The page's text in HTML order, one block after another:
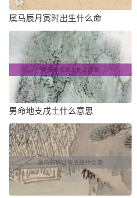
属马辰月寅时出生什么命
男命地支戌土什么意思